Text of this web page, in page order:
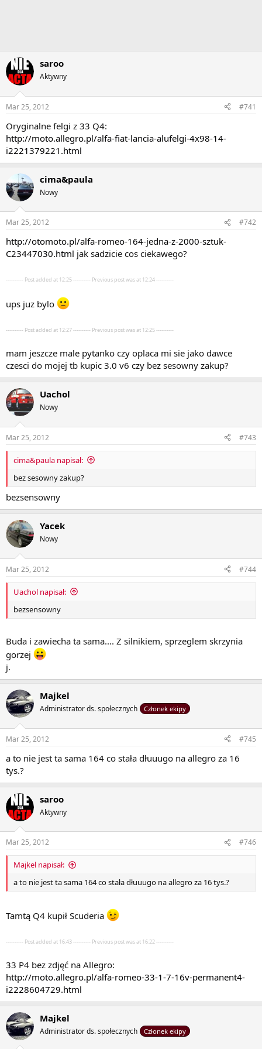
saroo
Aktywny
Mar 25, 2012 #741
Oryginalne felgi z 33 Q4:
http://moto.allegro.pl/alfa-fiat-lancia-alufelgi-4x98-14-
i2221379221.html
cima&paula
Nowy
Mar 25, 2012 #742
http://otomoto.pl/alfa-romeo-164-jedna-z-2000-sztuk-
C23447030.html jak sadzicie cos ciekawego?
---------- Post added at 12:25 ---------- Previous post was at 12:24 ----------
ups juz bylo
---------- Post added at 12:27 ---------- Previous post was at 12:25 ----------
mam jeszcze male pytanko czy oplaca mi sie jako dawce
czesci do mojej tb kupic 3.0 v6 czy bez sesowny zakup?
Uachol
Nowy
Mar 25, 2012 #743
cima&paula napisał:
bez sesowny zakup?
bezsensowny
Yacek
Nowy
Mar 25, 2012 #744
Uachol napisał:
bezsensowny
Buda i zawiecha ta sama.... Z silnikiem, sprzeglem skrzynia
gorzej
j.
Majkel
Administrator ds. społecznych Członek ekipy
Mar 25, 2012 #745
a to nie jest ta sama 164 co stała dłuuugo na allegro za 16
tys.?
saroo
Aktywny
Mar 25, 2012 #746
Majkel napisał:
a to nie jest ta sama 164 co stała dłuuugo na allegro za 16 tys.?
Tamtą Q4 kupił Scuderia
---------- Post added at 16:43 ---------- Previous post was at 16:22 ----------
33 P4 bez zdjęć na Allegro:
http://moto.allegro.pl/alfa-romeo-33-1-7-16v-permanent4-
i2228604729.html
Majkel
Administrator ds. społecznych Członek ekipy